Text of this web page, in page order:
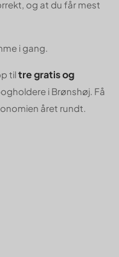
og at du får mest
i gang.
tiltre gratis og
i Brønshøj. Få
året rundt.